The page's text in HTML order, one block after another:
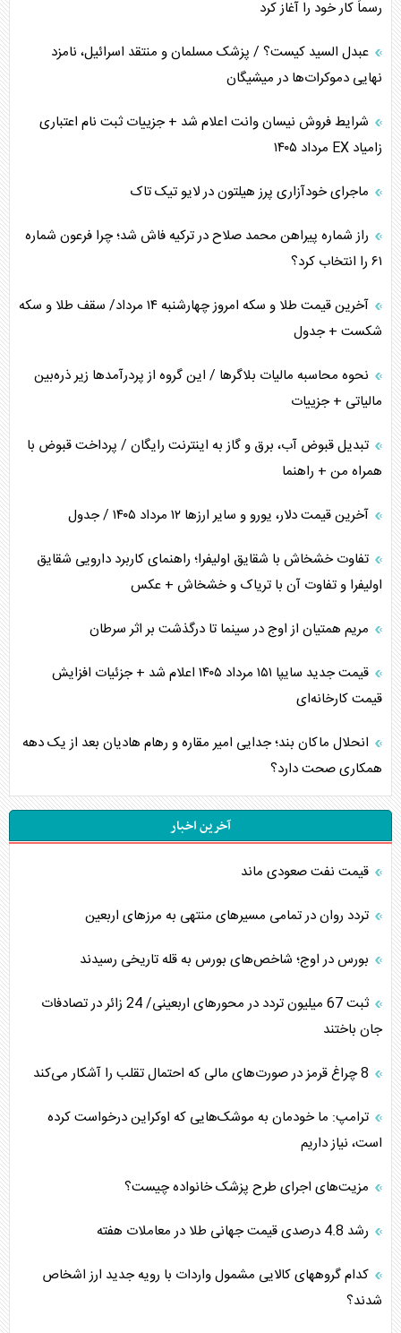
همسویی عربستان با سنتکام علیه متحدان ایران
ترامپ و توهم خلع سلاح حماس
چرا کویت به دنبال شریک امنیتی جدید است؟
اعتراف غرب به قدرت ایران در تثبیت معادلات
خطای راهبردی ترامپ مقابل برزیل
رسماً کار خود را آغاز کرد
عبدل السید کیست؟ / پزشک مسلمان و منتقد اسرائیل، نامزد
نهایی دموکرات‌ها در میشیگان
شرایط فروش نیسان وانت اعلام شد + جزییات ثبت نام اعتباری
زامیاد EX مرداد ۱۴۰۵
ماجرای خودآزاری پرز هیلتون در لایو تیک تاک
راز شماره پیراهن محمد صلاح در ترکیه فاش شد؛ چرا فرعون شماره
۶۱ را انتخاب کرد؟
آخرین قیمت طلا و سکه امروز چهارشنبه ۱۴ مرداد/ سقف طلا و سکه
شکست + جدول
نحوه محاسبه مالیات بلاگر‌ها / این گروه از پردرآمد‌ها زیر ذره‌بین
مالیاتی + جزییات
تبدیل قبوض آب، برق و گاز به اینترنت رایگان / پرداخت قبوض با
همراه من + راهنما
آخرین قیمت دلار، یورو و سایر ارز‌ها ۱۲ مرداد ۱۴۰۵ / جدول
تفاوت خشخاش با شقایق اولیفرا؛ راهنمای کاربرد دارویی شقایق
اولیفرا و تفاوت آن با تریاک و خشخاش + عکس
مریم همتیان از اوج در سینما تا درگذشت بر اثر سرطان
قیمت جدید سایپا ۱۵۱ مرداد ۱۴۰۵ اعلام شد + جزئیات افزایش
قیمت کارخانه‌ای
انحلال ماکان بند؛ جدایی امیر مقاره و رهام هادیان بعد از یک دهه
همکاری صحت دارد؟
آخرین اخبار
قیمت نفت صعودی ماند
تردد روان در تمامی مسیرهای منتهی به مرزهای اربعین
بورس در اوج؛ شاخص‌های بورس به قله تاریخی رسیدند
‌‌ثبت 67 میلیون تردد در محورهای اربعینی/ 24 زائر در تصادفات
جان باختند
ترامپ: ما خودمان به موشک‌هایی که اوکراین درخواست کرده
است، نیاز داریم
مزیت‌های اجرای طرح پزشک خانواده چیست؟
رشد 4.8 درصدی قیمت جهانی طلا در معاملات هفته
کدام گروههای کالایی مشمول واردات با رویه جدید ارز اشخاص
شدند؟